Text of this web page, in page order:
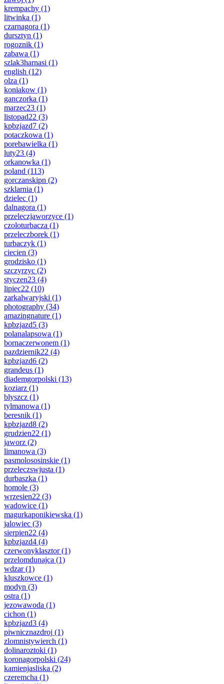
krempachy (1)
litwinka (1)
czarnagora (1)
dursztyn (1)
rogoznik (1)
zabawa (1)
szlak3harnasi (1)
english (12)
olza (1)
koniakow (1)
ganczorka (1)
marzec23 (1)
listopad22 (3)
kpbzjazd7 (2)
potaczkowa (1)
porebawielka (1)
luty23 (4)
orkanowka (1)
poland (113)
gorczanskipn (2)
szklarnia (1)
dzielec (1)
dalnagora (1)
przeleczjaworzyce (1)
czoloturbacza (1)
przeleczborek (1)
turbaczyk (1)
ciecien (3)
grodzisko (1)
szczyrzyc (2)
styczen23 (4)
lipiec22 (10)
zarkalwaryjski (1)
photography (34)
amazingnature (1)
kpbzjazd5 (3)
polanalapsowa (1)
bornaczerwonem (1)
pazdziernik22 (4)
kpbzjazd6 (2)
grandeus (1)
diademgorpolski (13)
koziarz (1)
blyszcz (1)
tylmanowa (1)
beresnik (1)
kpbzjazd8 (2)
grudzien22 (1)
jaworz (2)
limanowa (3)
pasmolososinskie (1)
przeleczswjusta (1)
durbaszka (1)
homole (3)
wrzesien22 (3)
wadowice (1)
magurkaponikiewska (1)
jalowiec (3)
sierpien22 (4)
kpbzjazd4 (4)
czerwonyklasztor(1)
przelomdunajca (1)
wdzar(1)
kluszkowce (1)
modyn (3)
ostra (1)
jezowawoda (1)
cichon (1)
kpbzjazd3 (4)
piwnicznazdroj (1)
zlomnistywierch (1)
dolinaroztoki (1)
koronagorpolski (24)
kamienjasliska (2)
czeremcha (1)